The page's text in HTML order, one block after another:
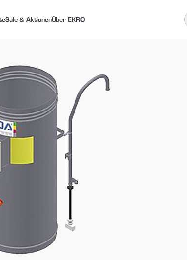
Sale & AktionenÜber EKRO